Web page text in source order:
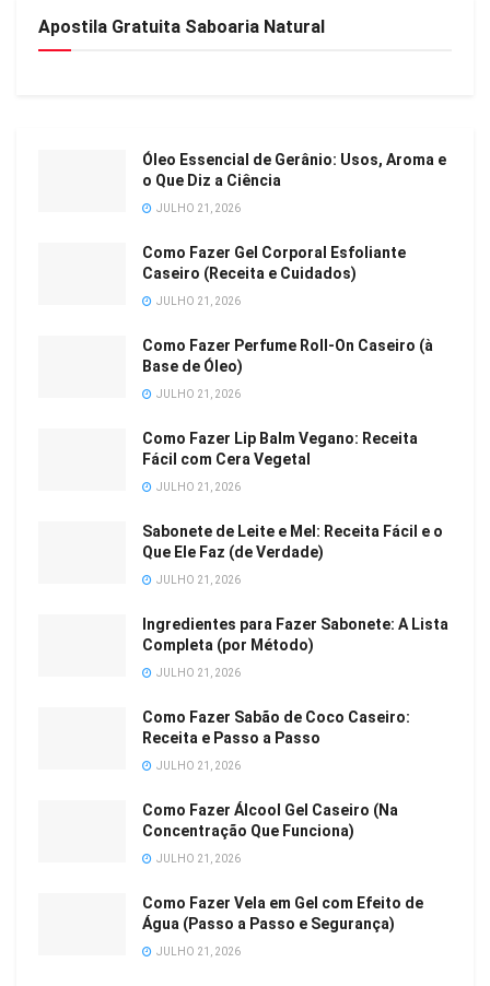
Apostila Gratuita Saboaria Natural
Óleo Essencial de Gerânio: Usos, Aroma e
o Que Diz a Ciência
JULHO 21, 2026
Como Fazer Gel Corporal Esfoliante
Caseiro (Receita e Cuidados)
JULHO 21, 2026
Como Fazer Perfume Roll-On Caseiro (à
Base de Óleo)
JULHO 21, 2026
Como Fazer Lip Balm Vegano: Receita
Fácil com Cera Vegetal
JULHO 21, 2026
Sabonete de Leite e Mel: Receita Fácil e o
Que Ele Faz (de Verdade)
JULHO 21, 2026
Ingredientes para Fazer Sabonete: A Lista
Completa (por Método)
JULHO 21, 2026
Como Fazer Sabão de Coco Caseiro:
Receita e Passo a Passo
JULHO 21, 2026
Como Fazer Álcool Gel Caseiro (Na
Concentração Que Funciona)
JULHO 21, 2026
Como Fazer Vela em Gel com Efeito de
Água (Passo a Passo e Segurança)
JULHO 21, 2026